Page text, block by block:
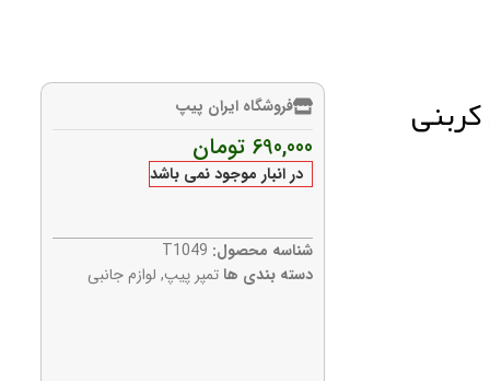
فروشگاه ایران پیپ
690,000 تومان
در انبار موجود نمی باشد
شناسه محصول: T1049
دسته بندی ها تمپر پیپ, لوازم جانبی